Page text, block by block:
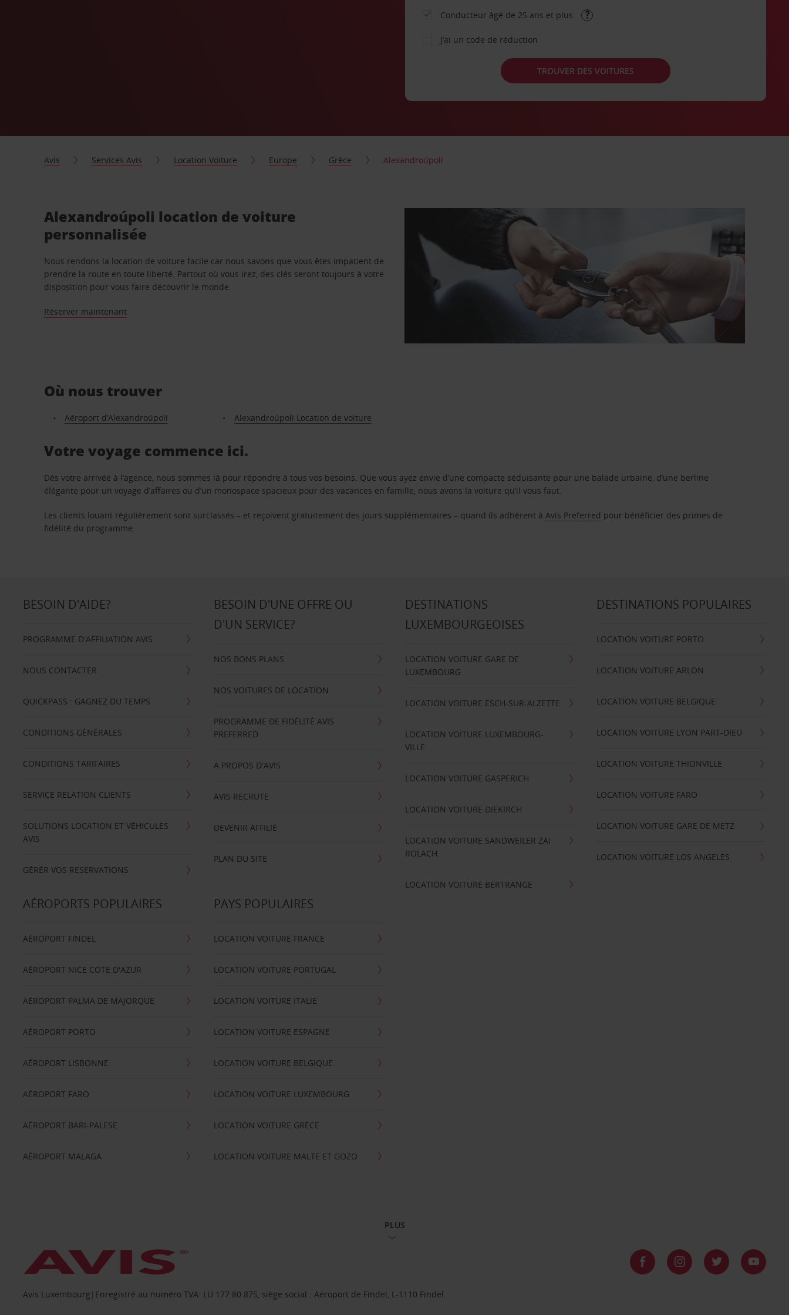
Conducteur âgé de 25 ans et plus
J’ai un code de réduction
TROUVER DES VOITURES
Avis Services Avis Location Voiture Europe Grèce Alexandroúpoli
Alexandroúpoli location de voiture
personnalisée
Nous rendons la location de voiture facile car nous savons que vous êtes impatient de
prendre la route en toute liberté. Partout où vous irez, des clés seront toujours à votre
disposition pour vous faire découvrir le monde.
Réserver maintenant
Où nous trouver
Aéroport d’Alexandroúpoli Alexandroúpoli Location de voiture
Votre voyage commence ici.
Dès votre arrivée à l’agence, nous sommes là pour répondre à tous vos besoins. Que vous ayez envie d’une compacte séduisante pour une balade urbaine, d’une berline
élégante pour un voyage d’affaires ou d’un monospace spacieux pour des vacances en famille, nous avons la voiture qu’il vous faut.
Les clients louant régulièrement sont surclassés – et reçoivent gratuitement des jours supplémentaires – quand ils adhèrent àAvis Preferred pour bénéficier des primes de
fidélité du programme.
BESOIN D'AIDE?
PROGRAMME D'AFFILIATION AVIS
NOUS CONTACTER
QUICKPASS : GAGNEZ DU TEMPS
CONDITIONS GÉNÉRALES
CONDITIONS TARIFAIRES
SERVICE RELATION CLIENTS
SOLUTIONS LOCATION ET VÉHICULES
AVIS
GÉRÉR VOS RESERVATIONS
BESOIN D'UNE OFFRE OU
D'UN SERVICE?
NOS BONS PLANS
NOS VOITURES DE LOCATION
PROGRAMME DE FIDÉLITÉ AVIS
PREFERRED
A PROPOS D'AVIS
AVIS RECRUTE
DEVENIR AFFILIÉ
PLAN DU SITE
DESTINATIONS
LUXEMBOURGEOISES
LOCATION VOITURE GARE DE
LUXEMBOURG
LOCATION VOITURE ESCH-SUR-ALZETTE
LOCATION VOITURE LUXEMBOURG-
VILLE
LOCATION VOITURE GASPERICH
LOCATION VOITURE DIEKIRCH
LOCATION VOITURE SANDWEILER ZAI
ROLACH
LOCATION VOITURE BERTRANGE
DESTINATIONS POPULAIRES
LOCATION VOITURE PORTO
LOCATION VOITURE ARLON
LOCATION VOITURE BELGIQUE
LOCATION VOITURE LYON PART-DIEU
LOCATION VOITURE THIONVILLE
LOCATION VOITURE FARO
LOCATION VOITURE GARE DE METZ
LOCATION VOITURE LOS ANGELES
AÉROPORTS POPULAIRES
AÉROPORT FINDEL
AÉROPORT NICE CÖTE D'AZUR
AÉROPORT PALMA DE MAJORQUE
AÉROPORT PORTO
AÉROPORT LISBONNE
AÉROPORT FARO
AÉROPORT BARI-PALESE
AÉROPORT MALAGA
PAYS POPULAIRES
LOCATION VOITURE FRANCE
LOCATION VOITURE PORTUGAL
LOCATION VOITURE ITALIE
LOCATION VOITURE ESPAGNE
LOCATION VOITURE BELGIQUE
LOCATION VOITURE LUXEMBOURG
LOCATION VOITURE GRÈCE
LOCATION VOITURE MALTE ET GOZO
PLUS
Avis Luxembourg|Enregistré au numéro TVA: LU 177.80.875, siège social : Aéroport de Findel, L-1110 Findel.